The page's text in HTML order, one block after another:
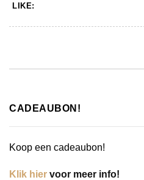
LIKE:
CADEAUBON!
Koop een cadeaubon!
Klik hier voor meer info!